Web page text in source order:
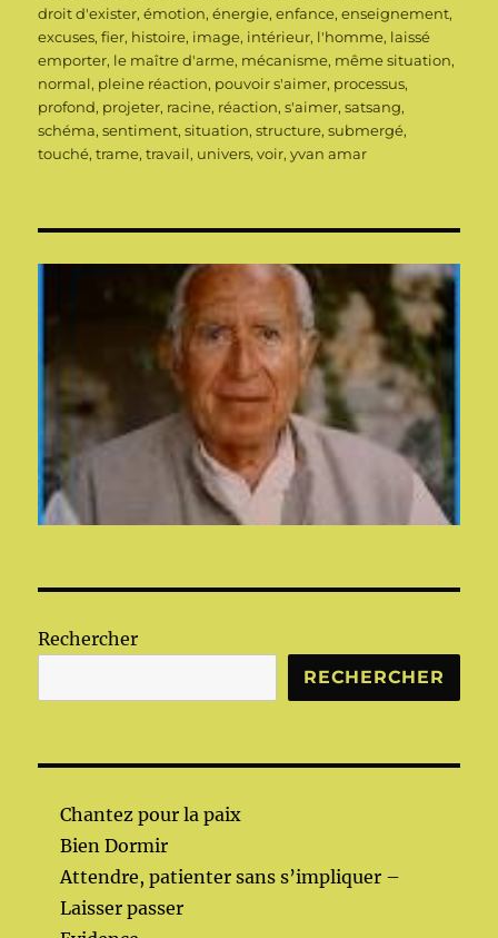
droit d'exister,émotion,énergie,enfance,enseignement,
excuses,fier, histoire, image, intérieur, l'homme, laissé
emporter, le maître d'arme, mécanisme, même situation,
normal, pleine réaction, pouvoir s'aimer, processus,
profond, projeter, racine, réaction,s'aimer,satsang,
schéma,sentiment,situation,structure,submergé,
touché,trame,travail, univers,voir,yvan amar
Rechercher
RECHERCHER
Chantez pour la paix
Bien Dormir
Attendre, patienter sans s’impliquer –
Laisser passer